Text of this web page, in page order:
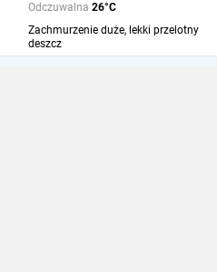
Odczuwalna 26°C
Zachmurzenie duże, lekki przelotny
deszcz